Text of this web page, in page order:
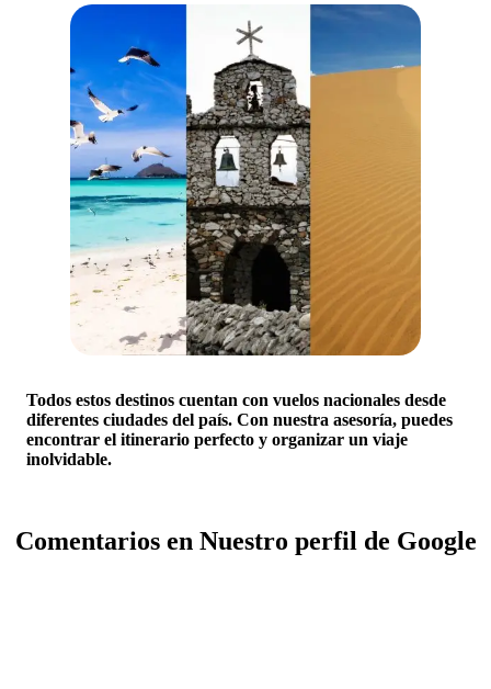
Todos estos destinos cuentan con vuelos nacionales desde
diferentes ciudades del país. Con nuestra asesoría, puedes
encontrar el itinerario perfecto y organizar un viaje
inolvidable.
Comentarios en Nuestro perfil de Google